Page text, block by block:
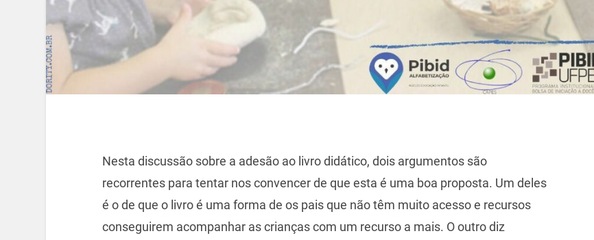
Nesta discussão sobre a adesão ao livro didático, dois argumentos são
recorrentes para tentar nos convencer de que esta é uma boa proposta. Um deles
é o de que o livro é uma forma de os pais que não têm muito acesso e recursos
conseguirem acompanhar as crianças com um recurso a mais. O outro diz